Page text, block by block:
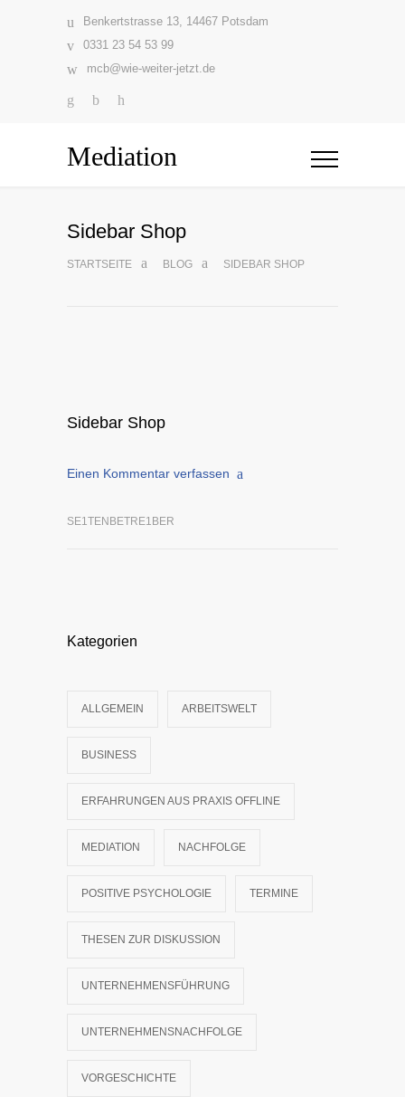
Benkertstrasse 13, 14467 Potsdam
0331 23 54 53 99
mcb@wie-weiter-jetzt.de
Mediation
Sidebar Shop
STARTSEITE BLOG SIDEBAR SHOP
Sidebar Shop
Einen Kommentar verfassen
SE1TENBETRE1BER
Kategorien
ALLGEMEIN ARBEITSWELT
BUSINESS
ERFAHRUNGEN AUS PRAXIS OFFLINE
MEDIATION NACHFOLGE
POSITIVE PSYCHOLOGIE TERMINE
THESEN ZUR DISKUSSION
UNTERNEHMENSFÜHRUNG
UNTERNEHMENSNACHFOLGE
VORGESCHICHTE